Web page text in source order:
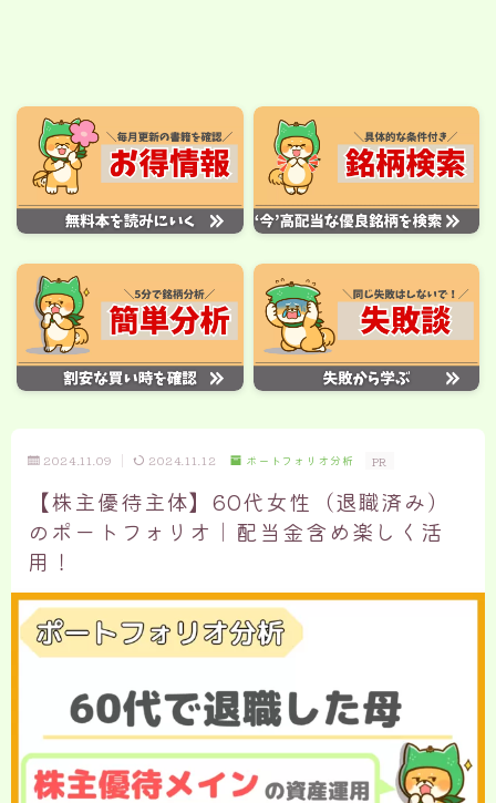
2024.11.09 2024.11.12 ポートフォリオ分析 PR
【株主優待主体】60代女性（退職済み）
のポートフォリオ｜配当金含め楽しく活
用！